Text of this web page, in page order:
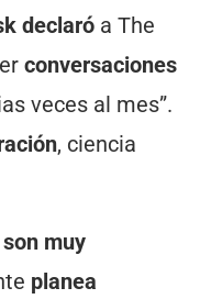
declaró a The
conversaciones
veces al mes”.
, ciencia
muy
planea